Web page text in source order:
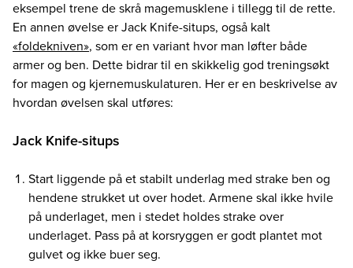
eksempel trene de skrå magemusklene i tillegg til de rette.
En annen øvelse er Jack Knife-situps, også kalt
«foldekniven», som er en variant hvor man løfter både
armer og ben. Dette bidrar til en skikkelig god treningsøkt
for magen og kjernemuskulaturen. Her er en beskrivelse av
hvordan øvelsen skal utføres:
Jack Knife-situps
Start liggende på et stabilt underlag med strake ben og
hendene strukket ut over hodet. Armene skal ikke hvile
på underlaget, men i stedet holdes strake over
underlaget. Pass på at korsryggen er godt plantet mot
gulvet og ikke buer seg.